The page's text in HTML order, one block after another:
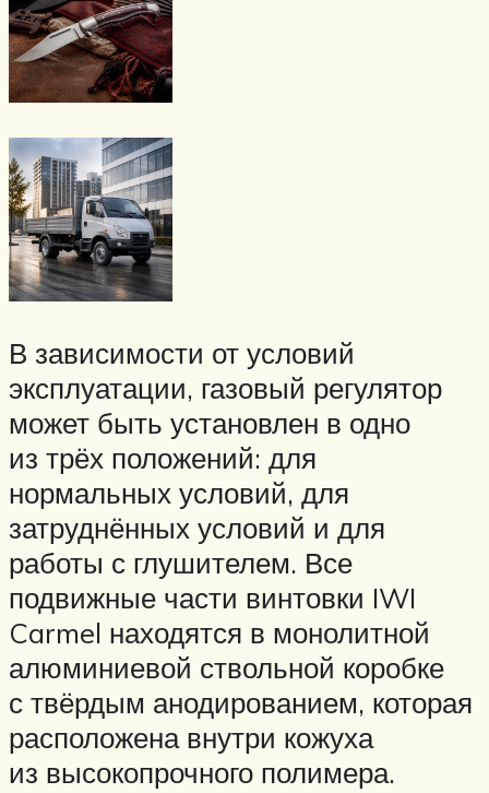
В зависимости от условий
эксплуатации, газовый регулятор
может быть установлен в одно
из трёх положений: для
нормальных условий, для
затруднённых условий и для
работы с глушителем. Все
подвижные части винтовки IWI
Carmel находятся в монолитной
алюминиевой ствольной коробке
с твёрдым анодированием, которая
расположена внутри кожуха
из высокопрочного полимера.